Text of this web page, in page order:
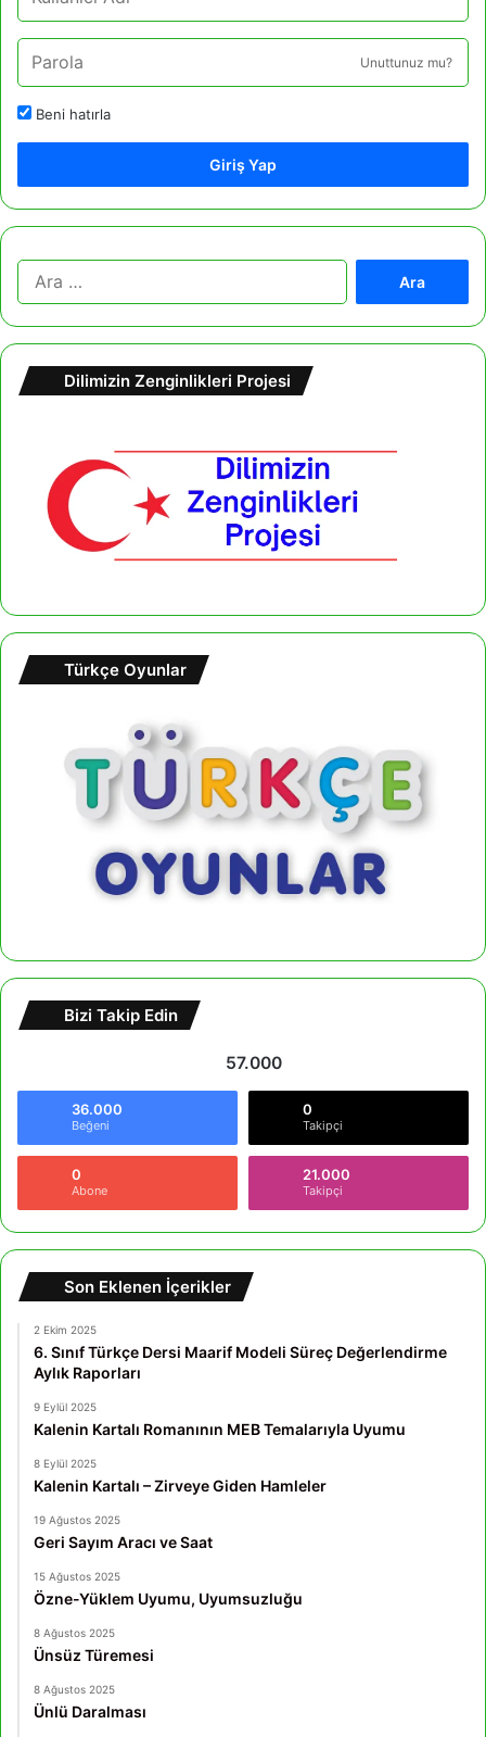
Unuttunuz mu?
Beni hatırla
Giriş Yap
Dilimizin Zenginlikleri Projesi
Türkçe Oyunlar
Bizi Takip Edin
57.000
36.000
Beğeni
0
Takipçi
0
Abone
21.000
Takipçi
Son Eklenen İçerikler
2 Ekim 2025
6. Sınıf Türkçe Dersi Maarif Modeli Süreç Değerlendirme
Aylık Raporları
9 Eylül 2025
Kalenin Kartalı Romanının MEB Temalarıyla Uyumu
8 Eylül 2025
Kalenin Kartalı – Zirveye Giden Hamleler
19 Ağustos 2025
Geri Sayım Aracı ve Saat
15 Ağustos 2025
Özne-Yüklem Uyumu, Uyumsuzluğu
8 Ağustos 2025
Ünsüz Türemesi
8 Ağustos 2025
Ünlü Daralması